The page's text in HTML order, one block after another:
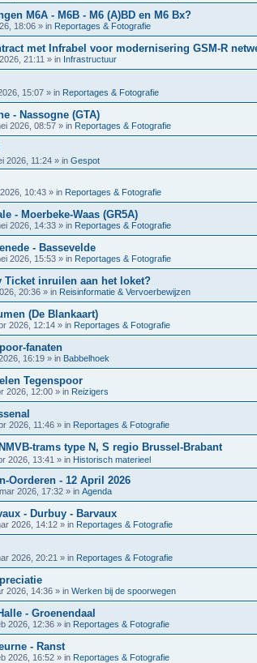
M6A - M6B - M6 (A)BD en M6 Bx?
18:06 » in Reportages & Fotografie
met Infrabel voor modernisering GSM-R
21:11 » in Infrastructuur
15:07 » in Reportages & Fotografie
- Nassogne (GTA)
2026, 08:57 » in Reportages & Fotografie
2026, 11:24 » in Gespot
10:43 » in Reportages & Fotografie
- Moerbeke-Waas (GR5A)
2026, 14:33 » in Reportages & Fotografie
- Bassevelde
2026, 15:53 » in Reportages & Fotografie
Ticket inruilen aan het loket?
20:36 » in Reisinformatie & Vervoerbewijzen
(De Blankaart)
2026, 12:14 » in Reportages & Fotografie
fanaten
16:19 » in Babbelhoek
Tegenspoor
2026, 12:00 » in Reizigers
2026, 11:46 » in Reportages & Fotografie
trams type N, S regio Brussel-Brabant
2026, 13:41 » in Historisch materieel
Oorderen - 12 April 2026
2026, 17:32 » in Agenda
- Durbuy - Barvaux
2026, 14:12 » in Reportages & Fotografie
2026, 20:21 » in Reportages & Fotografie
2026, 14:36 » in Werken bij de spoorwegen
- Groenendaal
2026, 12:36 » in Reportages & Fotografie
- Ranst
2026, 16:52 » in Reportages & Fotografie